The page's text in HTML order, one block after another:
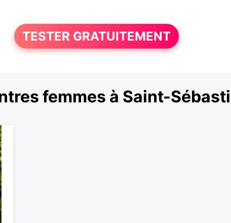
TESTER GRATUITEMENT
femmes à Saint-